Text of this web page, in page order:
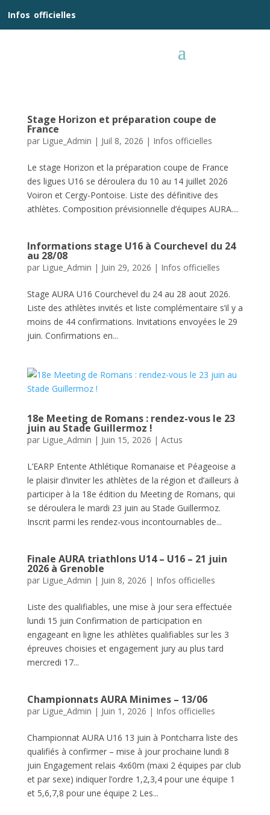
Infos officielles
Stage Horizon et préparation coupe de
France
par Ligue_Admin | Juil 8, 2026 | Infos officielles
Le stage Horizon et la préparation coupe de France
des ligues U16 se déroulera du 10 au 14 juillet 2026
Voiron et Cergy-Pontoise. Liste des définitive des
athlètes. Composition prévisionnelle d’équipes AURA....
Informations stage U16 à Courchevel du 24
au 28/08
par Ligue_Admin | Juin 29, 2026 | Infos officielles
Stage AURA U16 Courchevel du 24 au 28 aout 2026.
Liste des athlètes invités et liste complémentaire s’il y a
moins de 44 confirmations. Invitations envoyées le 29
juin. Confirmations en...
18e Meeting de Romans : rendez-vous le 23
juin au Stade Guillermoz !
par Ligue_Admin | Juin 15, 2026 | Actus
L’EARP Entente Athlétique Romanaise et Péageoise a
le plaisir d’inviter les athlètes de la région et d’ailleurs à
participer à la 18e édition du Meeting de Romans, qui
se déroulera le mardi 23 juin au Stade Guillermoz.
Inscrit parmi les rendez-vous incontournables de...
Finale AURA triathlons U14 – U16 – 21 juin
2026 à Grenoble
par Ligue_Admin | Juin 8, 2026 | Infos officielles
Liste des qualifiables, une mise à jour sera effectuée
lundi 15 juin Confirmation de participation en
engageant en ligne les athlètes qualifiables sur les 3
épreuves choisies et engagement jury au plus tard
mercredi 17...
Championnats AURA Minimes – 13/06
par Ligue_Admin | Juin 1, 2026 | Infos officielles
Championnat AURA U16 13 juin à Pontcharra liste des
qualifiés à confirmer – mise à jour prochaine lundi 8
juin Engagement relais 4x60m (maxi 2 équipes par club
et par sexe) indiquer l’ordre 1,2,3,4 pour une équipe 1
et 5,6,7,8 pour une équipe 2 Les...